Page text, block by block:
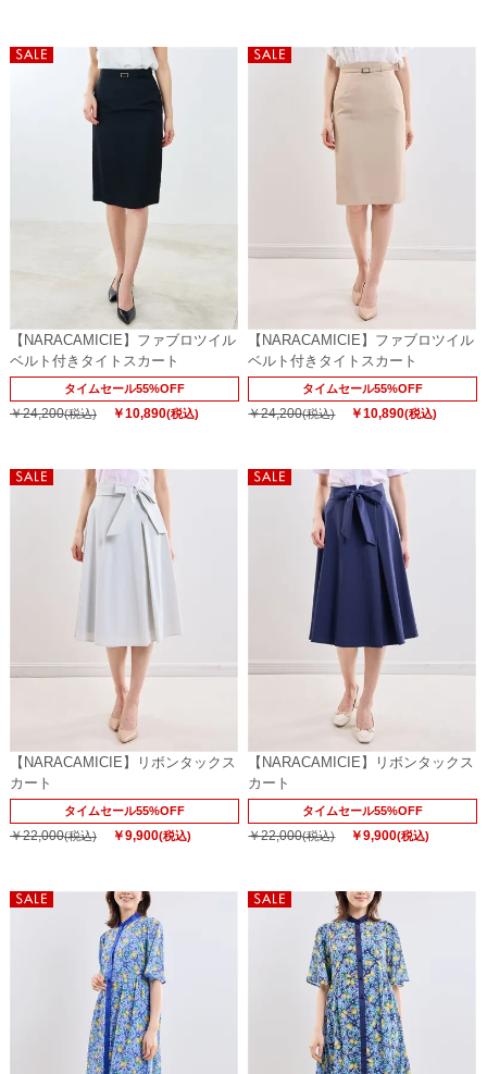
【NARACAMICIE】ファブロツイル
ベルト付きタイトスカート
タイムセール55%OFF
￥24,200(税込) ￥10,890(税込)
【NARACAMICIE】ファブロツイル
ベルト付きタイトスカート
タイムセール55%OFF
￥24,200(税込) ￥10,890(税込)
【NARACAMICIE】リボンタックス
カート
タイムセール55%OFF
￥22,000(税込) ￥9,900(税込)
【NARACAMICIE】リボンタックス
カート
タイムセール55%OFF
￥22,000(税込) ￥9,900(税込)